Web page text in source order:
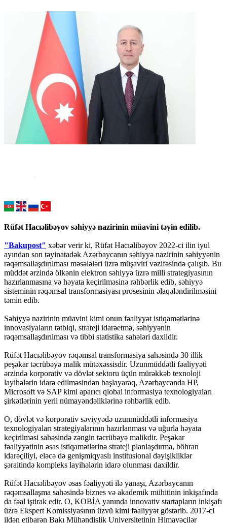
Rüfət Hacıəlibəyov səhiyyə nazirinin müavini təyin edilib.
"Bakupost" xəbər verir ki, Rüfət Hacıəlibəyov 2022-ci ilin iyul
ayından son təyinatadək Azərbaycanın səhiyyə nazirinin səhiyyənin
rəqəmsallaşdırılması məsələləri üzrə müşaviri vəzifəsində çalışıb. Bu
müddət ərzində ölkənin elektron səhiyyə üzrə milli strategiyasının
hazırlanmasına və həyata keçirilməsinə rəhbərlik edib, səhiyyə
sisteminin rəqəmsal transformasiyası prosesinin əlaqələndirilməsini
təmin edib.
Səhiyyə nazirinin müavini kimi onun fəaliyyət istiqamətlərinə
innovasiyaların tətbiqi, strateji idarəetmə, səhiyyənin
rəqəmsallaşdırılması və tibbi statistika sahələri daxildir.
Rüfət Hacıəlibəyov rəqəmsal transformasiya sahəsində 30 illik
peşəkar təcrübəyə malik mütəxəssisdir. Uzunmüddətli fəaliyyəti
ərzində korporativ və dövlət sektoru üçün mürəkkəb texnoloji
layihələrin idarə edilməsindən başlayaraq, Azərbaycanda HP,
Microsoft və SAP kimi aparıcı qlobal informasiya texnologiyaları
şirkətlərinin yerli nümayəndəliklərinə rəhbərlik edib.
O, dövlət və korporativ səviyyədə uzunmüddətli informasiya
texnologiyaları strategiyalarının hazırlanması və uğurla həyata
keçirilməsi sahəsində zəngin təcrübəyə malikdir. Peşəkar
fəaliyyətinin əsas istiqamətlərinə strateji planlaşdırma, böhran
idarəçiliyi, eləcə də genişmiqyaslı institusional dəyişikliklər
şəraitində kompleks layihələrin idarə olunması daxildir.
Rüfət Hacıəlibəyov əsas fəaliyyəti ilə yanaşı, Azərbaycanın
rəqəmsallaşma sahəsində biznes və akademik mühitinin inkişafında
da fəal iştirak edir. O, KOBİA yanında innovativ startapların inkişafı
üzrə Ekspert Komissiyasının üzvü kimi fəaliyyət göstərib. 2017-ci
ildən etibarən Bakı Mühəndislik Universitetinin Himayəçilər